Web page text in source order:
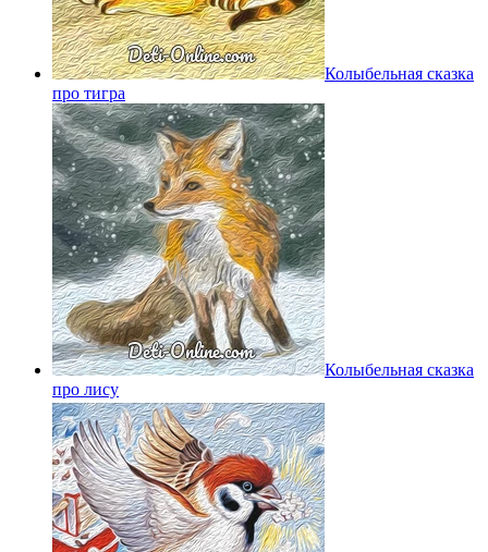
Колыбельная сказка
про тигра
Колыбельная сказка
про лису